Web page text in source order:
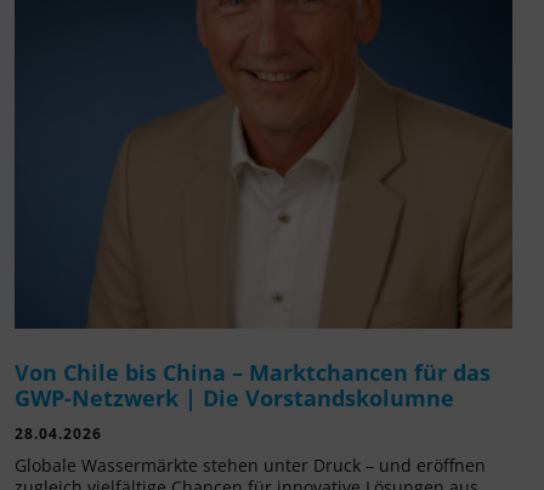
Von Chile bis China – Marktchancen für das
GWP-Netzwerk | Die Vorstandskolumne
28.04.2026
Globale Wassermärkte stehen unter Druck – und eröffnen